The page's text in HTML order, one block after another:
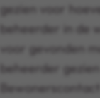
gezien voor
beheerder in de
voor gevonden
beheerder